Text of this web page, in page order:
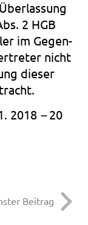
2 HGB
im Gegen­
nicht
die­ser
2018 –20
Beitrag